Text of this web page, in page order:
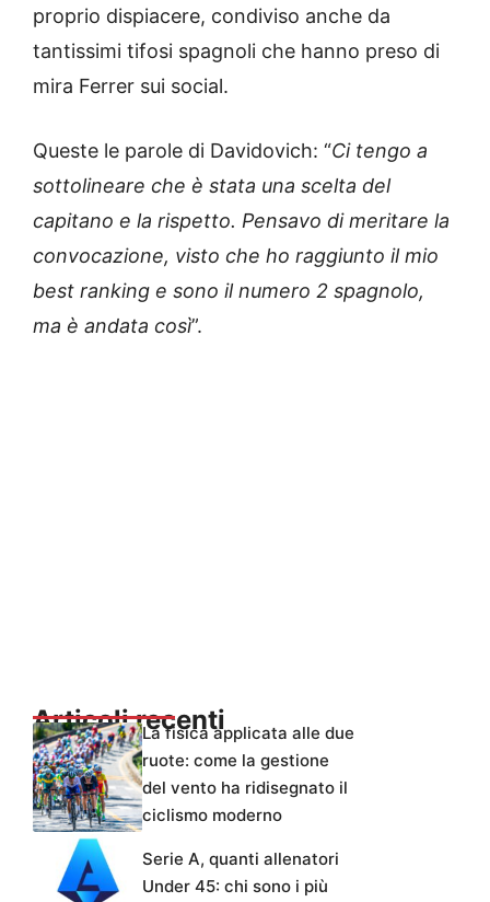
proprio dispiacere, condiviso anche da
tantissimi tifosi spagnoli che hanno preso di
mira Ferrer sui social.
Queste le parole di Davidovich: “Ci tengo a
sottolineare che è stata una scelta del
capitano e la rispetto. Pensavo di meritare la
convocazione, visto che ho raggiunto il mio
best ranking e sono il numero 2 spagnolo,
ma è andata così”.
Articoli recentiLa fisica applicata alle due
ruote: come la gestione
del vento ha ridisegnato il
ciclismo moderno
Serie A, quanti allenatori
Under 45: chi sono i più